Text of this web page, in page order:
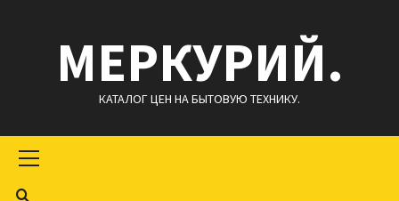
содержимомуМЕРКУРИЙ.
КАТАЛОГ ЦЕН НА БЫТОВУЮ ТЕХНИКУ.
меню